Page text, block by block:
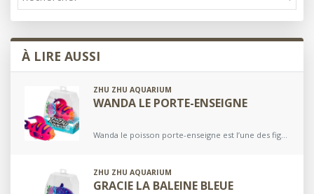
sur
Zhu
Zhu
À LIRE AUSSI
WANDA LE PORTE-ENSEIGNE
ZHU ZHU AQUARIUM
GRACIE LA BALEINE BLEUE
ZHU ZHU AQUARIUM